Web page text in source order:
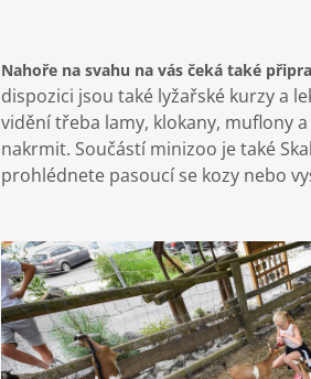
Nahoře na svahu na vás čeká také
dispozici jsou také lyžařské kurzy a
vidění třeba lamy, klokany, muflony a
nakrmit. Součástí minizoo je také
prohlédnete pasoucí se kozy nebo